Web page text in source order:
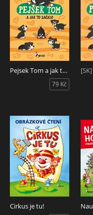
Pejsek Tom a jak to začalo
79 Kč
[SK]
Cirkus je tu!